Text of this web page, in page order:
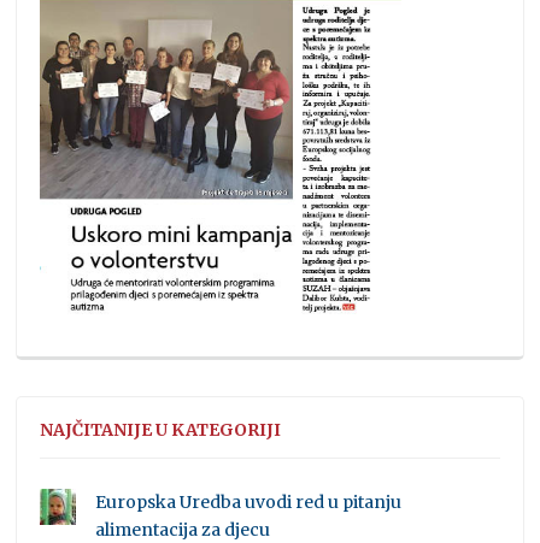
NAJČITANIJE U KATEGORIJI
Europska Uredba uvodi red u pitanju
alimentacija za djecu